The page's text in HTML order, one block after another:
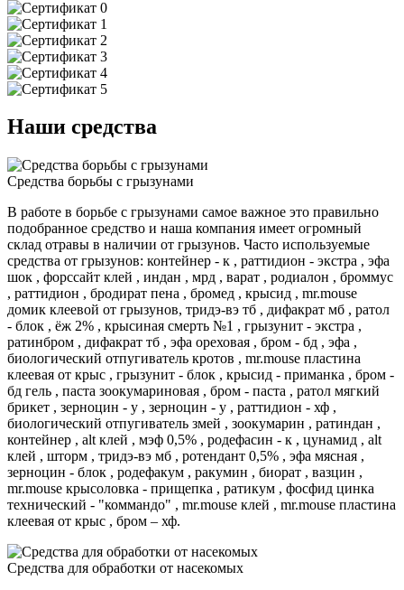
Наши средства
Средства борьбы с грызунами
В работе в борьбе с грызунами самое важное это правильно
подобранное средство и наша компания имеет огромный
склад отравы в наличии от грызунов. Часто используемые
средства от грызунов: контейнер - к , раттидион - экстра , эфа
шок , форссайт клей , индан , мрд , варат , родиалон , броммус
, раттидион , бродират пена , бромед , крысид , mr.mouse
домик клеевой от грызунов, тридэ-вэ тб , дифакрат мб , ратол
- блок , ёж 2% , крысиная смерть №1 , грызунит - экстра ,
ратинбром , дифакрат тб , эфа ореховая , бром - бд , эфа ,
биологический отпугиватель кротов , mr.mouse пластина
клеевая от крыс , грызунит - блок , крысид - приманка , бром -
бд гель , паста зоокумариновая , бром - паста , ратол мягкий
брикет , зерноцин - у , зерноцин - у , раттидион - хф ,
биологический отпугиватель змей , зоокумарин , ратиндан ,
контейнер , alt клей , мэф 0,5% , родефасин - к , цунамид , alt
клей , шторм , тридэ-вэ мб , ротендант 0,5% , эфа мясная ,
зерноцин - блок , родефакум , ракумин , биорат , вазцин ,
mr.mouse крысоловка - прищепка , ратикум , фосфид цинка
технический - "коммандо" , mr.mouse клей , mr.mouse пластина
клеевая от крыс , бром – хф.
Средства для обработки от насекомых